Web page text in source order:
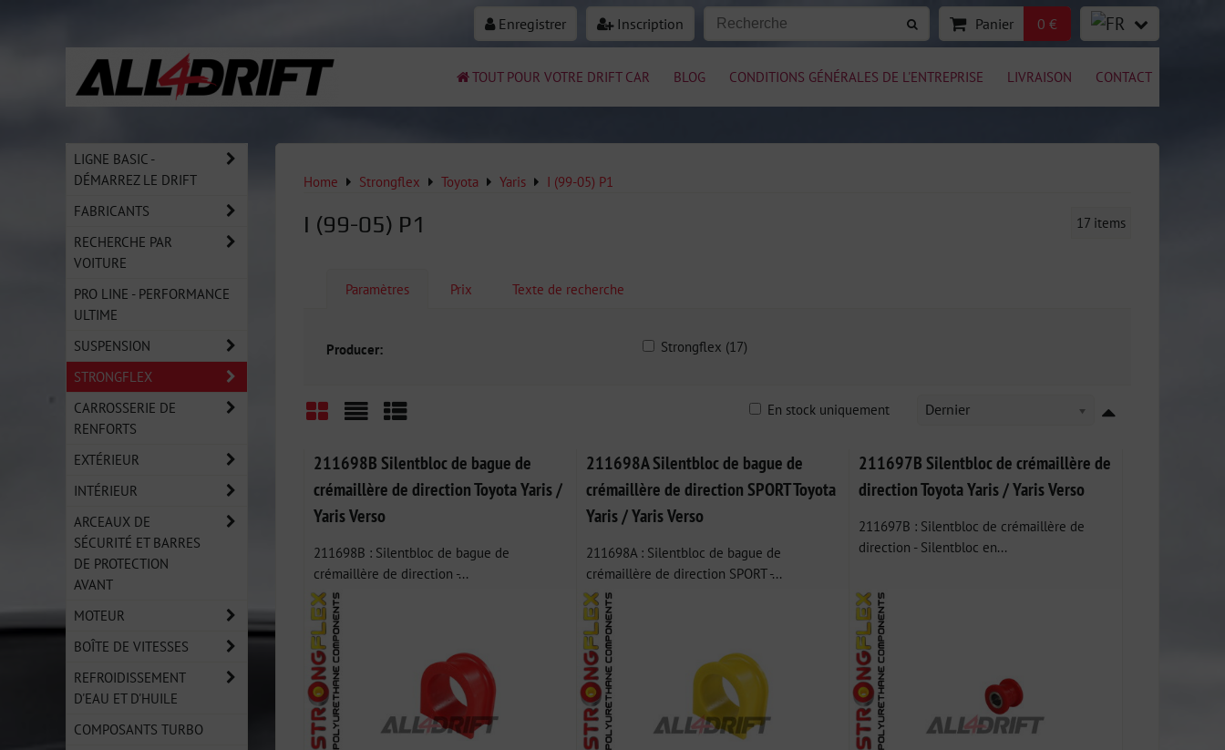
Enregistrer Inscription Panier 0 €
TOUT POUR VOTRE DRIFT CAR BLOG CONDITIONS GÉNÉRALES DE L'ENTREPRISE LIVRAISON CONTACT
Home Strongflex Toyota Yaris I (99-05) P1
I (99-05) P1 17 items
Paramètres Prix Texte de recherche
Producer: Strongflex (17)
Dernier
En stock uniquement
211698B Silentbloc de bague de
crémaillère de direction Toyota Yaris /
Yaris Verso
211698B : Silentbloc de bague de
crémaillère de direction -...
211698A Silentbloc de bague de
crémaillère de direction SPORT Toyota
Yaris / Yaris Verso
211698A : Silentbloc de bague de
crémaillère de direction SPORT -...
211697B Silentbloc de crémaillère de
direction Toyota Yaris / Yaris Verso
211697B : Silentbloc de crémaillère de
direction - Silentbloc en...
LIGNE BASIC -
DÉMARREZ LE DRIFT
FABRICANTS
RECHERCHE PAR
VOITURE
PRO LINE - PERFORMANCE
ULTIME
SUSPENSION
STRONGFLEX
CARROSSERIE DE
RENFORTS
EXTÉRIEUR
INTÉRIEUR
ARCEAUX DE
SÉCURITÉ ET BARRES
DE PROTECTION
AVANT
MOTEUR
BOÎTE DE VITESSES
REFROIDISSEMENT
D'EAU ET D'HUILE
COMPOSANTS TURBO